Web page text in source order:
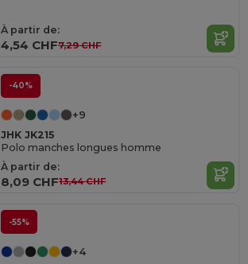
À partir de:
4,54 CHF7,29 CHF
-40%
+9
JHK JK215
Polo manches longues homme
À partir de:
8,09 CHF13,44 CHF
-55%
+4